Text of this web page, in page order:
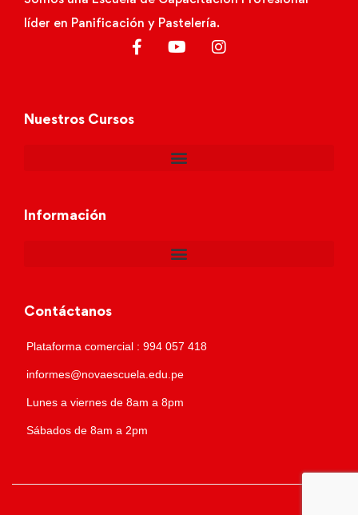
líder en Panificación y Pastelería.
Nuestros Cursos
Información
Contáctanos
Plataforma comercial : 994 057 418
informes@novaescuela.edu.pe
Lunes a viernes de 8am a 8pm
Sábados de 8am a 2pm